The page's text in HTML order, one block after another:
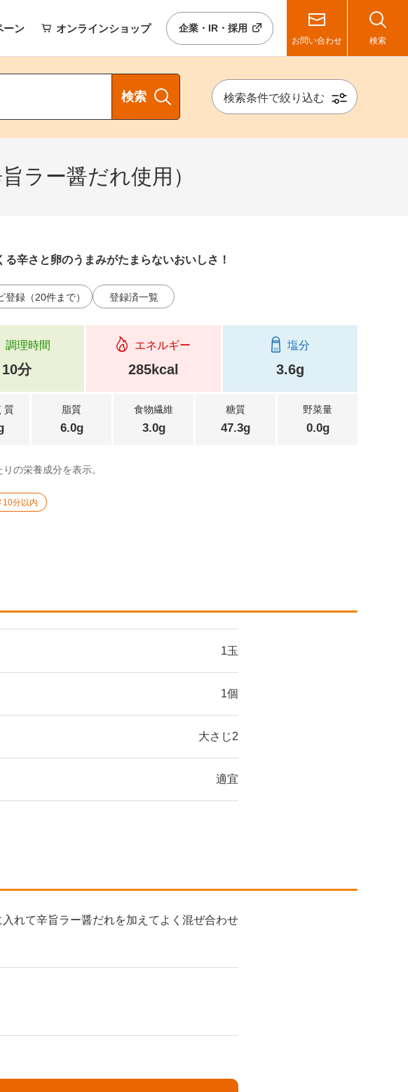
ーン オンラインショップ 企業・IR・採用
お問い合わせ 検索
検索 検索条件で絞り込む
ラー醤だれ使用）
る辛さと卵のうまみがたまらないおいしさ！
登録（20件まで） 登録済一覧
調理時間
10分
エネルギー
285kcal
塩分
3.6g
質 脂質
6.0g
食物繊維
3.0g
糖質
47.3g
野菜量
0.0g
りの栄養成分を表示。
10分以内
1玉
1個
大さじ2
適宜
れて辛旨ラー醤だれを加えてよく混ぜ合わせ